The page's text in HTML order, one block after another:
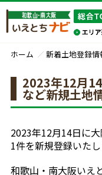
ホーム 新着土地登録情
2023年12月
など新規土地
2023年12月14日に
1件を新規登録いたし
和歌山・南大阪いえ